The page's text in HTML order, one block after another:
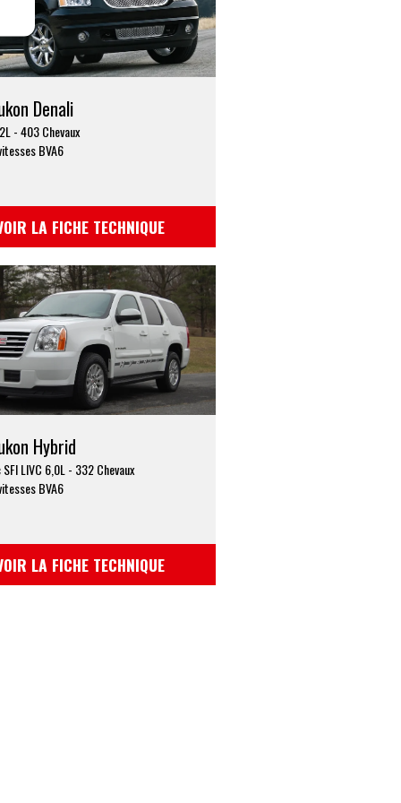
Denali
- 403 Chevaux
BVA6
LA FICHE TECHNIQUE
Hybrid
LIVC 6,0L - 332 Chevaux
BVA6
LA FICHE TECHNIQUE